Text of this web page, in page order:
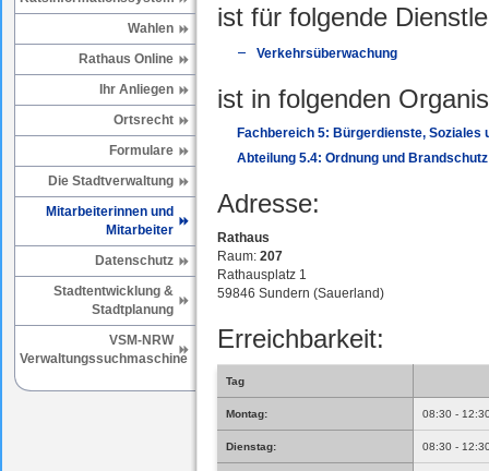
Wahlen
Rathaus Online
Ihr Anliegen
Ortsrecht
Formulare
Die Stadtverwaltung
Mitarbeiterinnen und
Mitarbeiter
Datenschutz
Stadtentwicklung &
Stadtplanung
VSM-NRW
Verwaltungssuchmaschine
ist für folgende
Verkehrsüberwachung
ist in folgenden
Fachbereich 5: Bürgerdienste, Soziales
Abteilung 5.4: Ordnung und Brandschutz
Adresse:
Rathaus
Raum: 207
Rathausplatz 1
59846 Sundern (Sauerland)
Erreichbarkeit:
Tag
Montag: 08:30 -
Dienstag: 08:30 -